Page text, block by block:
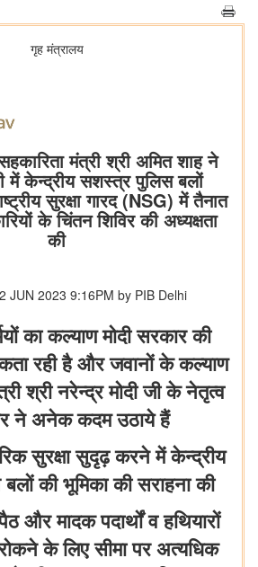
गृह मंत्रालय
मंत्री श्री अमित शाह ने
में केन्द्रीय सशस्त्र पुलिस बलों
सुरक्षा गारद (NSG) में तैनात
के चिंतन शिविर की अध्यक्षता
की
12 JUN 2023 9:16PM by PIB Delhi
का कल्याण मोदी सरकार की
रही है और जवानों के कल्याण
श्री नरेन्द्र मोदी जी के नेतृत्व
ने अनेक कदम उठाये हैं
सुरक्षा सुदृढ़ करने में केन्द्रीय
की भूमिका की सराहना की
और मादक पदार्थों व हथियारों
के लिए सीमा पर अत्यधिक